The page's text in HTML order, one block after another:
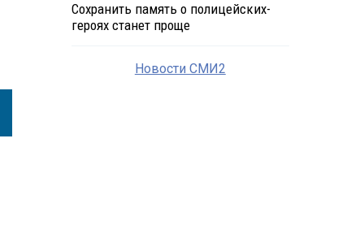
Сохранить память о полицейских-
героях станет проще
Новости СМИ2